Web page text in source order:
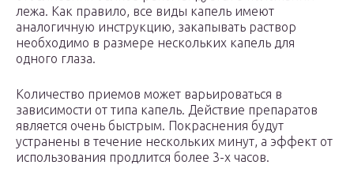
лежа. Как правило, все виды капель имеют
аналогичную инструкцию, закапывать раствор
необходимо в размере нескольких капель для
одного глаза.
Количество приемов может варьироваться в
зависимости от типа капель. Действие препаратов
является очень быстрым. Покраснения будут
устранены в течение нескольких минут, а эффект от
использования продлится более 3-х часов.